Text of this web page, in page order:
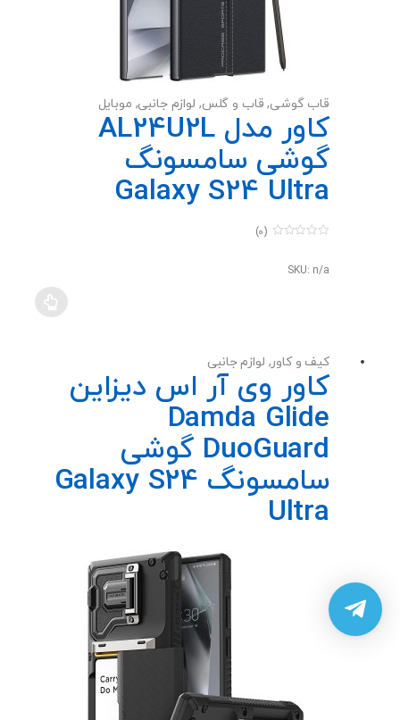
قاب گوشی, قاب و گلس, لوازم جانبی, موبایل
کاور مدل AL24U2L
گوشی سامسونگ
Galaxy S24 Ultra
u
(0)
SKU: n/a
کیف و کاور, لوازم جانبی
کاور وی آر اس دیزاین
Damda Glide
DuoGuard گوشی
سامسونگ Galaxy S24
Ultra